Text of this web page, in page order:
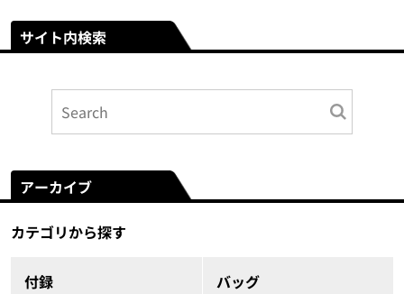
サイト内検索
アーカイブ
カテゴリから探す
付録 バッグ